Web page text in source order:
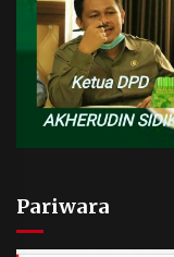
Pariwara